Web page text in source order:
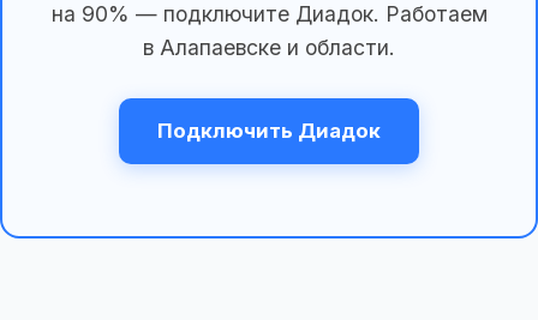
на 90% — подключите Диадок. Работаем
в Алапаевске и области.
Подключить Диадок